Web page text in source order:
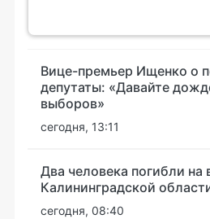
Вице-премьер Ищенко о
депутаты: «Давайте
выборов»
сегодня, 13:11
Два человека погибли на
Калининградской
сегодня, 08:40